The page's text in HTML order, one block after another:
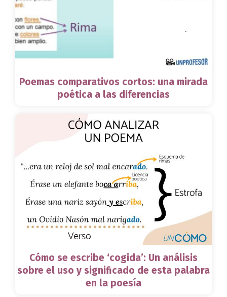
Poemas comparativos cortos: una mirada
poética a las diferencias
Cómo se escribe ‘cogida’: Un análisis
sobre el uso y significado de esta palabra
en la poesía